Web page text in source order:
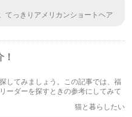
てっきりアメリカンショートヘア
してみましょう。この記事では、福
ーダーを探すときの参考にしてみて
猫と暮らしたい